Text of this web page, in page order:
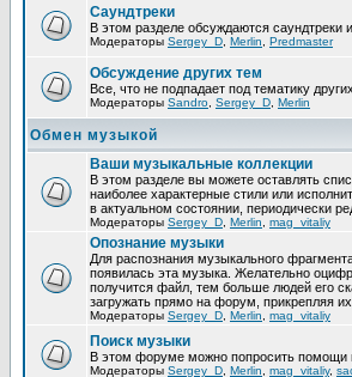
Саундтреки
В этом разделе обсуждаются
Модераторы Sergey_D Merlin Predmaster
Обcуждение других тем
Все, что не подпадает под тематику
Модераторы Sandro Sergey_D Merlin
Обмен музыкой
Ваши музыкальные коллекции
В этом разделе вы можете оставлять
наиболее характерные стили или
в актуальном состоянии, периодически
Модераторы Sergey_D Merlin mag_vitaliy
Опознание музыки
Для распознания музыкального
появилась эта музыка. Желательно
получится файл, тем больше людей его
загружать прямо на форум, прикрепляя
Модераторы Sergey_D Merlin mag_vitaliy
Поиск музыки
В этом форуме можно попросить помощи
Модераторы Sergey_D Merlin mag_vitaliy,